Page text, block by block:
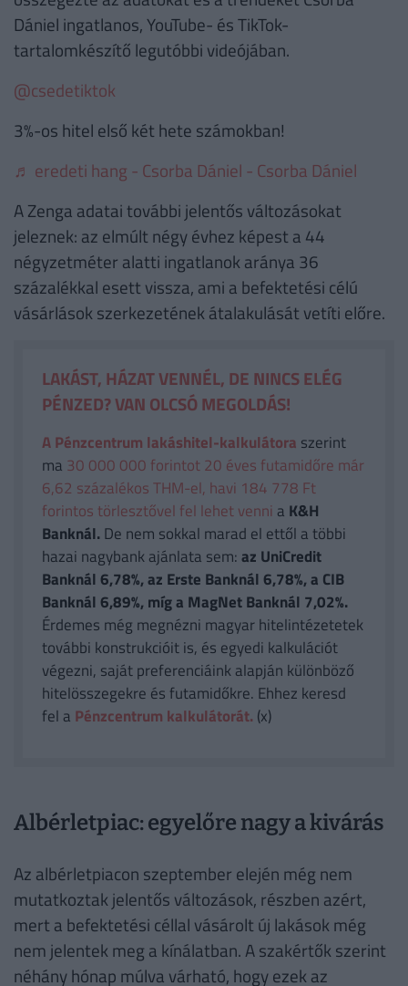
Dániel ingatlanos, YouTube- és TikTok-
tartalomkészítő legutóbbi videójában.
@csedetiktok
3%-os hitel első két hete számokban!
♬ eredeti hang - Csorba Dániel - Csorba Dániel
A Zenga adatai további jelentős változásokat
jeleznek: az elmúlt négy évhez képest a 44
négyzetméter alatti ingatlanok aránya 36
százalékkal esett vissza, ami a befektetési célú
vásárlások szerkezetének átalakulását vetíti előre.
LAKÁST, HÁZAT VENNÉL, DE NINCS ELÉG
PÉNZED? VAN OLCSÓ MEGOLDÁS!
A Pénzcentrum lakáshitel-kalkulátora szerint
ma 30 000 000 forintot 20 éves futamidőre már
6,62 százalékos THM-el, havi 184 778 Ft
forintos törlesztővel fel lehet venni a K&H
Banknál.De nem sokkal marad el ettől a többi
hazai nagybank ajánlata sem:az UniCredit
Banknál 6,78%, az Erste Banknál 6,78%, a CIB
Banknál 6,89%, míg a MagNet Banknál 7,02%.
Érdemes még megnézni magyar hitelintézetetek
további konstrukcióit is, és egyedi kalkulációt
végezni, saját preferenciáink alapján különböző
hitelösszegekre és futamidőkre. Ehhez keresd
fel a Pénzcentrum kalkulátorát. (x)
Albérletpiac: egyelőre nagy a kivárás
Az albérletpiacon szeptember elején még nem
mutatkoztak jelentős változások, részben azért,
mert a befektetési céllal vásárolt új lakások még
nem jelentek meg a kínálatban. A szakértők szerint
néhány hónap múlva várható, hogy ezek az